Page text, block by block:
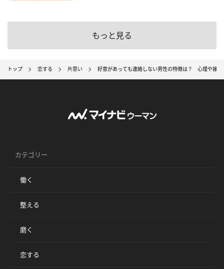
もっと見る
トップ 恋する 片思い 好意があっても連絡しない男性の特徴は？ 心理や接し
カテゴリー
働く
整える
磨く
恋する